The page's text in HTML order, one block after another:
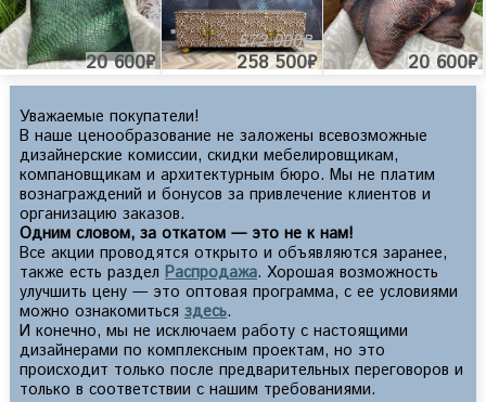
20 600₽
572 000₽
258 500₽ 20 600₽
Уважаемые покупатели!
В наше ценообразование не заложены всевозможные
дизайнерские комиссии, скидки мебелировщикам,
компановщикам и архитектурным бюро. Мы не платим
вознаграждений и бонусов за привлечение клиентов и
организацию заказов.
Одним словом, за откатом — это не к нам!
Все акции проводятся открыто и объявляются заранее,
также есть раздел Распродажа. Хорошая возможность
улучшить цену — это оптовая программа, с ее условиями
можно ознакомиться здесь.
И конечно, мы не исключаем работу с настоящими
дизайнерами по комплексным проектам, но это
происходит только после предварительных переговоров и
только в соответствии с нашим требованиями.